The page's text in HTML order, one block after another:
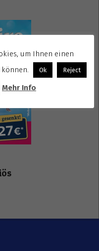
um Ihnen einen
Ok Reject
Mehr Info